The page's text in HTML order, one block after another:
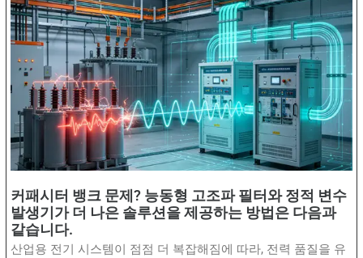
커패시터 뱅크 문제? 능동형 고조파 필터와 정적 변수
발생기가 더 나은 솔루션을 제공하는 방법은 다음과
같습니다.
산업용 전기 시스템이 점점 더 복잡해짐에 따라, 전력 품질을 유